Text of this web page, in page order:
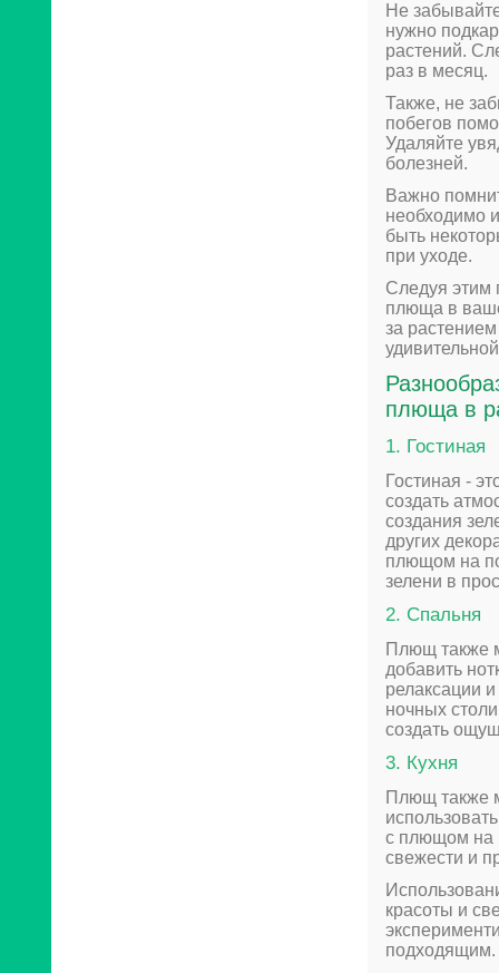
Не
нужно
растений.
раз в месяц.
Также, не
побегов
Удаляйте
болезней.
Важно
необходимо
быть
при уходе.
Следуя этим
плюща в
за
плюща в
1. Гостиная
Гостиная -
создать
создания
других
плющом на
зелени в
2. Спальня
Плющ также
добавить
релаксации
ночных
создать
3. Кухня
Плющ также
с плющом на
свежести и
красоты и
подходящим.